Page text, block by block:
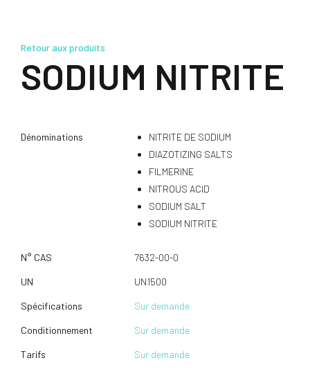
Retour aux produits
SODIUM NITRITE
Dénominations
NITRITE DE SODIUM
DIAZOTIZING SALTS
FILMERINE
NITROUS ACID
SODIUM SALT
SODIUM NITRITE
N° CAS 7632-00-0
UN UN1500
Spécifications Sur demande
Conditionnement Sur demande
Tarifs Sur demande